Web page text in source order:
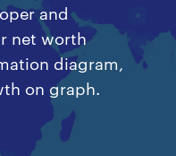
and
net worth
diagram,
on graph.